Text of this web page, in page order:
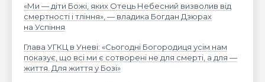
«Ми — діти Божі, яких Отець Небесний визволив від
смертності і тління», — владика Богдан Дзюрах
на Успіння
Глава УГКЦ в Уневі: «Сьогодні Богородиця усім нам
показує, що всі ми є сотворені не для смерті, а для —
життя. Для життя у Бозі»